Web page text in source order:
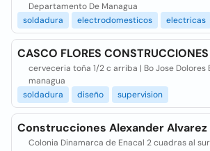
Departamento De Managua
soldadura
electrodomesticos electricas
CASCO FLORES CONSTRUCCIONES
cerveceria toña 1/2 c arriba | Bo Jose Dolores
managua
soldadura
diseño supervision
Construcciones Alexander Alvarez
Colonia Dinamarca de Enacal 2 cuadras al